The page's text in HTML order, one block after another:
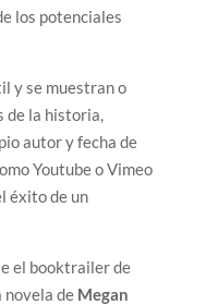
los potenciales
y se muestran o
de la historia,
autor y fecha de
Youtube o Vimeo
éxito de un
el booktrailer de
de Megan